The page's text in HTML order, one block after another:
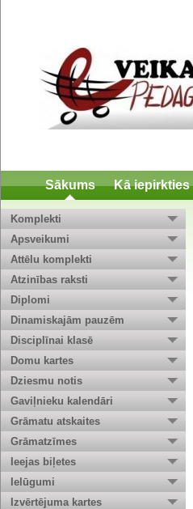
Sākums Kā iepirkties
Komplekti
Apsveikumi
Attēlu komplekti
Atzinības raksti
Diplomi
Dinamiskajām pauzēm
Disciplīnai klasē
Domu kartes
Dziesmu notis
Gaviļnieku kalendāri
Grāmatu atskaites
Grāmatzīmes
Ieejas biļetes
Ielūgumi
Izvērtējuma kartes